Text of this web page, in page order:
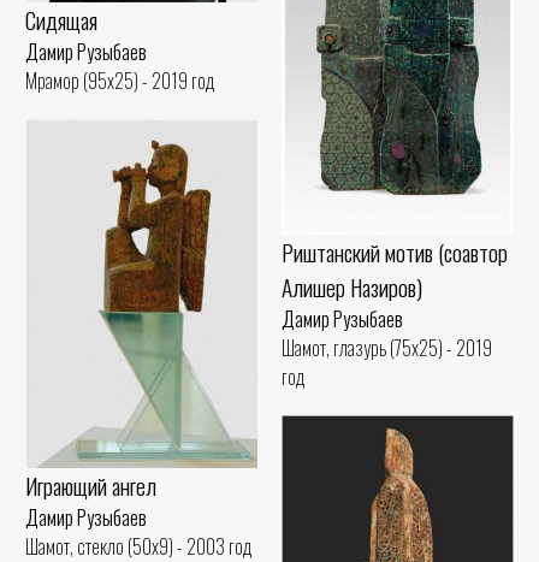
Сидящая
Дамир Рузыбаев
Мрамор (95x25) - 2019 год
Риштанский мотив (соавтор
Алишер Назиров)
Дамир Рузыбаев
Шамот, глазурь (75x25) - 2019
год
Играющий ангел
Дамир Рузыбаев
Шамот, стекло (50x9) - 2003 год